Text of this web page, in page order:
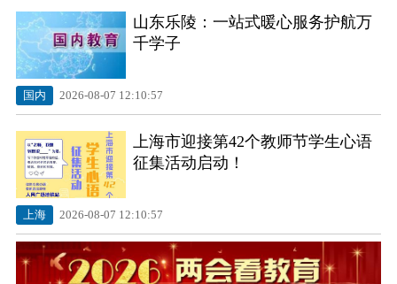
上海老年大学首设暑期班 “银发族”在家门口
乐享普惠课堂
上海市迎接第42个教师节学生心语征集活动
启动！
山东乐陵：一站式暖心服务护航万
千学子
国内 2026-08-07 12:10:57
上海市迎接第42个教师节学生心语
征集活动启动！
上海 2026-08-07 12:10:57